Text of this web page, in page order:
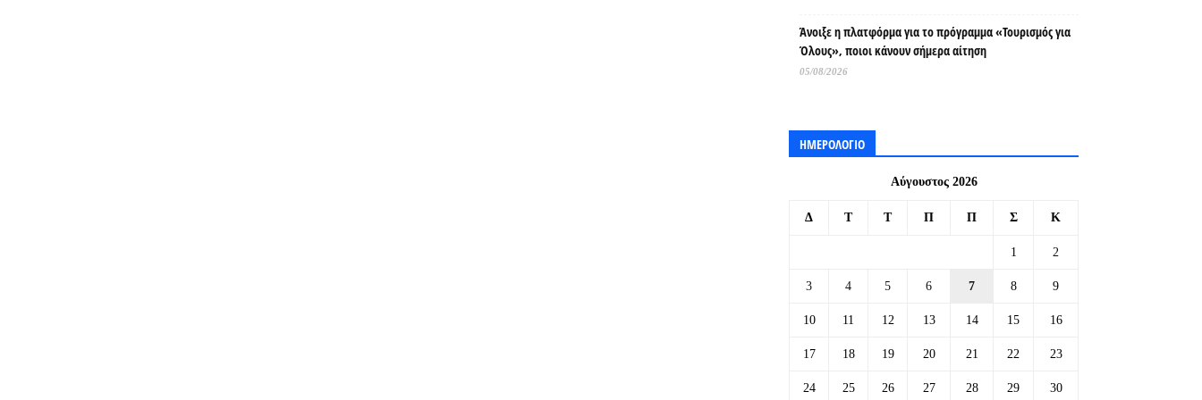
Άνοιξε η πλατφόρμα για το πρόγραμμα «Τουρισμός για
Όλους», ποιοι κάνουν σήμερα αίτηση
05/08/2026
ΗΜΕΡΟΛΟΓΙΟ
Αύγουστος 2026
Δ Τ Τ Π Π Σ Κ
1 2
3 4 5 6 7 8 9
10 11 12 13 14 15 16
17 18 19 20 21 22 23
24 25 26 27 28 29 30